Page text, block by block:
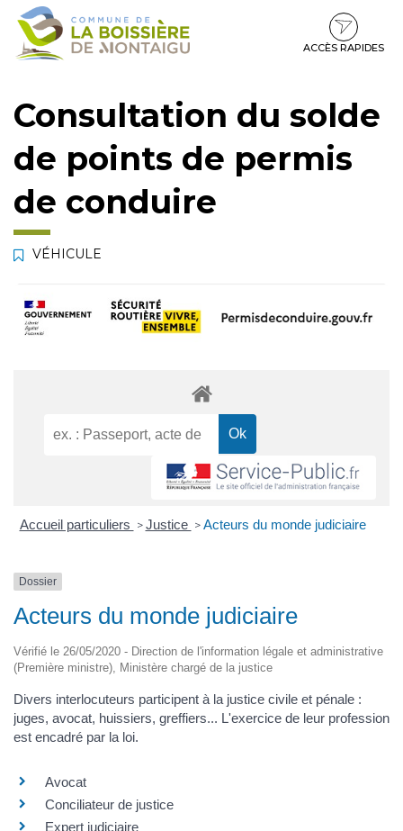
Gestion des traceurs
Aller
Aller
contenu
Aller
pied
ACCÈS RAPIDES
Consultation du solde
de points de permis
de conduire
VÉHICULE
Accueil particuliers > Justice > Acteurs du monde judiciaire
Dossier
Acteurs du monde judiciaire
Vérifié le 26/05/2020 - Direction de l'information légale et administrative
(Première ministre), Ministère chargé de la justice
Divers interlocuteurs participent à la justice civile et pénale :
juges, avocat, huissiers, greffiers... L'exercice de leur profession
est encadré par la loi.
Avocat
Conciliateur de justice
Expert judiciaire